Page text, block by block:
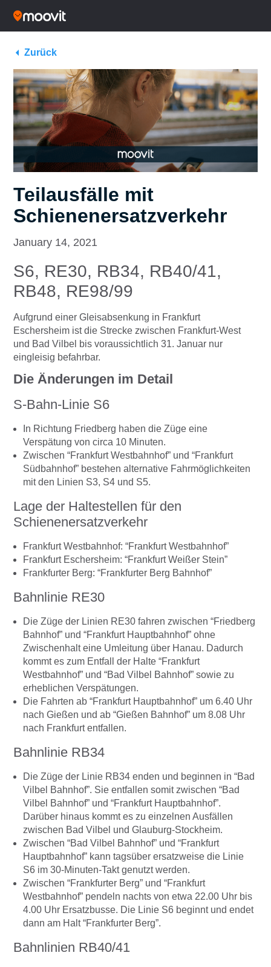
Zurück
Teilausfälle mit
Schienenersatzverkehr
January 14, 2021
S6, RE30, RB34, RB40/41,
RB48, RE98/99
Aufgrund einer Gleisabsenkung in Frankfurt
Eschersheim ist die Strecke zwischen Frankfurt-West
und Bad Vilbel bis voraussichtlich 31. Januar nur
eingleisig befahrbar.
Die Änderungen im Detail
S-Bahn-Linie S6
In Richtung Friedberg haben die Züge eine
Verspätung von circa 10 Minuten.
Zwischen “Frankfurt Westbahnhof” und “Frankfurt
Südbahnhof” bestehen alternative Fahrmöglichkeiten
mit den Linien S3, S4 und S5.
Lage der Haltestellen für den
Schienenersatzverkehr
Frankfurt Westbahnhof: “Frankfurt Westbahnhof”
Frankfurt Eschersheim: “Frankfurt Weißer Stein”
Frankfurter Berg: “Frankfurter Berg Bahnhof”
Bahnlinie RE30
Die Züge der Linien RE30 fahren zwischen “Friedberg
Bahnhof” und “Frankfurt Hauptbahnhof” ohne
Zwischenhalt eine Umleitung über Hanau. Dadurch
kommt es zum Entfall der Halte “Frankfurt
Westbahnhof” und “Bad Vilbel Bahnhof” sowie zu
erheblichen Verspätungen.
Die Fahrten ab “Frankfurt Hauptbahnhof” um 6.40 Uhr
nach Gießen und ab “Gießen Bahnhof” um 8.08 Uhr
nach Frankfurt entfallen.
Bahnlinie RB34
Die Züge der Linie RB34 enden und beginnen in “Bad
Vilbel Bahnhof”. Sie entfallen somit zwischen “Bad
Vilbel Bahnhof” und “Frankfurt Hauptbahnhof”.
Darüber hinaus kommt es zu einzelnen Ausfällen
zwischen Bad Vilbel und Glauburg-Stockheim.
Zwischen “Bad Vilbel Bahnhof” und “Frankfurt
Hauptbahnhof” kann tagsüber ersatzweise die Linie
S6 im 30-Minuten-Takt genutzt werden.
Zwischen “Frankfurter Berg” und “Frankfurt
Westbahnhof” pendeln nachts von etwa 22.00 Uhr bis
4.00 Uhr Ersatzbusse. Die Linie S6 beginnt und endet
dann am Halt “Frankfurter Berg”.
Bahnlinien RB40/41